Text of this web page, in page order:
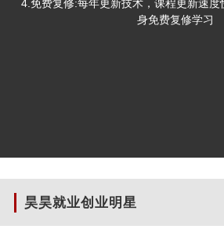
4.免费复修:每年更新技术，课程更新速度
身免费复修学习
昊昊就业创业明星